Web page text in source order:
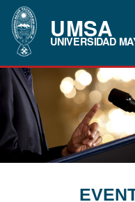
UMSA
UNIVERSIDAD